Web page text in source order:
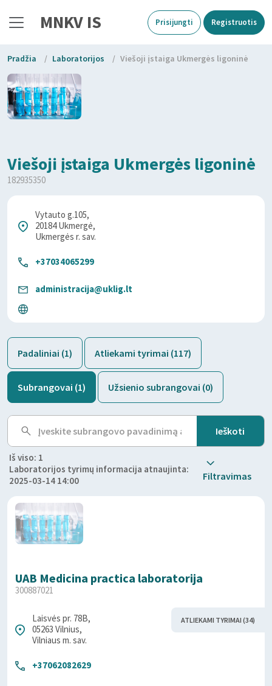
MNKV IS Prisijungti Registruotis
Pradžia / Laboratorijos / Viešoji įstaiga Ukmergės ligoninė
Viešoji įstaiga Ukmergės ligoninė
182935350
Vytauto g.105,
20184 Ukmergė,
Ukmergės r. sav.
+37034065299
administracija@uklig.lt
Padaliniai (1) Atliekami tyrimai (117)
Subrangovai (1) Užsienio subrangovai (0)
Iš viso: 1
Laboratorijos tyrimų informacija atnaujinta:
2025-03-14 14:00
Filtravimas
UAB Medicina practica laboratorija
300887021
ATLIEKAMI TYRIMAI (34)
Laisvės pr. 78B,
05263 Vilnius,
Vilniaus m. sav.
+37062082629